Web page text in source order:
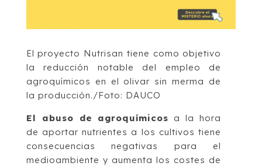
El proyecto Nutrisan tiene como objetivo
la reducción notable del empleo de
agroquímicos en el olivar sin merma de
la producción./Foto: DAUCO
El abuso de agroquímicos a la hora
de aportar nutrientes a los cultivos tiene
consecuencias negativas para el
medioambiente y aumenta los costes de